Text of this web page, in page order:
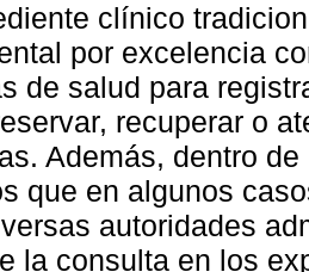
clínico
por excelencia
de salud para
recuperar o
Además, dentro
que en algunos
autoridades
la consulta en los